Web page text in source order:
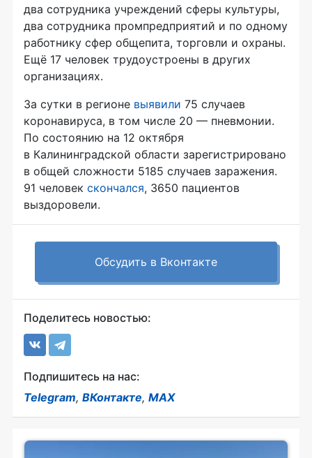
два сотрудника учреждений сферы культуры,
два сотрудника промпредприятий и по одному
работнику сфер общепита, торговли и охраны.
Ещё 17 человек трудоустроены в других
организациях.
За сутки в регионе выявили 75 случаев
коронавируса, в том числе 20 — пневмонии.
По состоянию на 12 октября
в Калининградской области зарегистрировано
в общей сложности 5185 случаев заражения.
91 человек скончался, 3650 пациентов
выздоровели.
Обсудить в Вконтакте
Поделитесь новостью:
Подпишитесь на нас:
Telegram, ВКонтакте, MAX